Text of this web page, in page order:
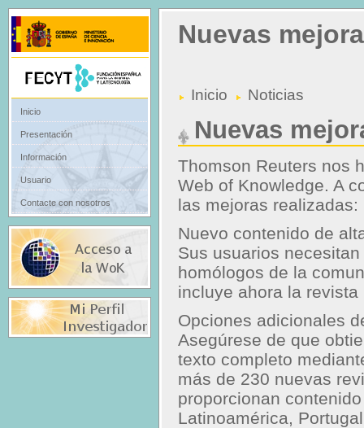
Nuevas
Inicio Noticias
Nuevas
Thomson Reuters nos
Web of Knowledge. A
las mejoras realizadas:
Nuevo contenido de
Sus usuarios
homólogos de la
incluye ahora la
Opciones adicionales
Asegúrese de que
texto completo
más de 230 nuevas
proporcionan
Latinoamérica,
Inicio
Presentación
Información
Usuario
Contacte con nosotros